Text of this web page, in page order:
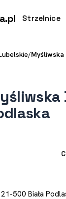
.pl Strzelnice
/Myśliwska
500 Biała